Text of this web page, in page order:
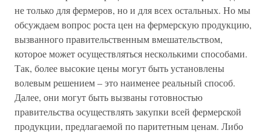
не только для фермеров, но и для всех остальных. Но мы
обсуждаем вопрос роста цен на фермерскую продукцию,
вызванного правительственным вмешательством,
которое может осуществляться несколькими способами.
Так, более высокие цены могут быть установлены
волевым решением – это наименее реальный способ.
Далее, они могут быть вызваны готовностью
правительства осуществлять закупки всей фермерской
продукции, предлагаемой по паритетным ценам. Либо